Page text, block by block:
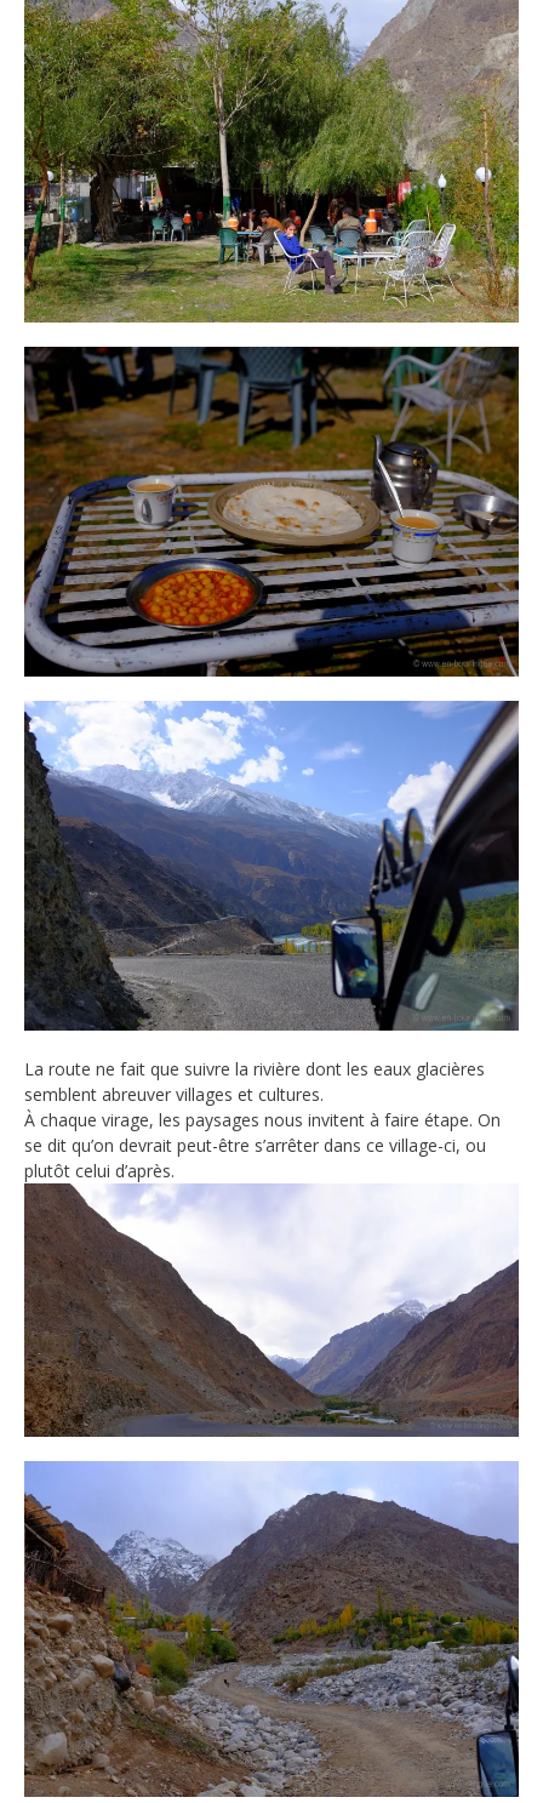
La route ne fait que suivre la rivière dont les eaux glacières
semblent abreuver villages et cultures.
À chaque virage, les paysages nous invitent à faire étape. On
se dit qu’on devrait peut-être s’arrêter dans ce village-ci, ou
plutôt celui d’après.